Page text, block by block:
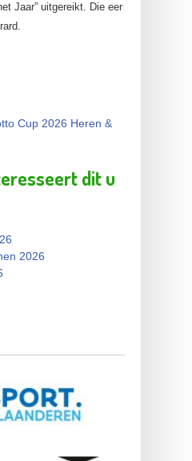
Jaar” uitgereikt. Die eer
Cup
Dames
Cup 2026 Heren &
dit u
2026